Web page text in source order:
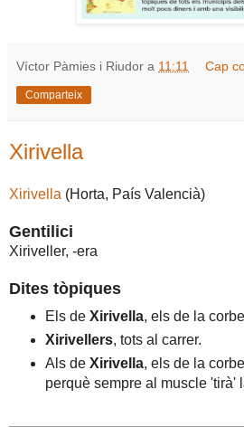
Víctor Pàmies i Riudor a 11:11 Cap
Comparteix
Xirivella
Xirivella (Horta, País Valencià)
Gentilici
Xiriveller, -era
Dites tòpiques
Els de Xirivella, els de la
Xirivellers, tots al carrer.
Als de Xirivella, els de la
perquè sempre al muscle 'tirà'